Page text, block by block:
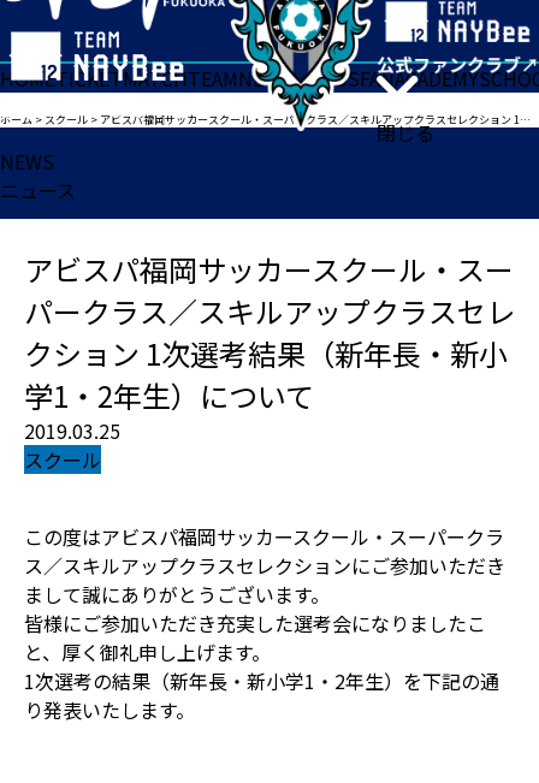
閉じる
HOMETICKETMATCHTEAMNEWSGOODSFANACADEMY
ホーム > スクール > アビスパ福岡サッカースクール・スーパークラス／スキルアップクラスセレクション 1次選考結果（新年長・新小学1・2年生）について
NEWS
ニュース
アビスパ福岡サッカースクール・スー
パークラス／スキルアップクラスセレ
クション 1次選考結果（新年長・新小
学1・2年生）について
2019.03.25
スクール
この度はアビスパ福岡サッカースクール・スーパークラ
ス／スキルアップクラスセレクションにご参加いただき
まして誠にありがとうございます。
皆様にご参加いただき充実した選考会になりましたこ
と、厚く御礼申し上げます。
1次選考の結果（新年長・新小学1・2年生）を下記の通
り発表いたします。